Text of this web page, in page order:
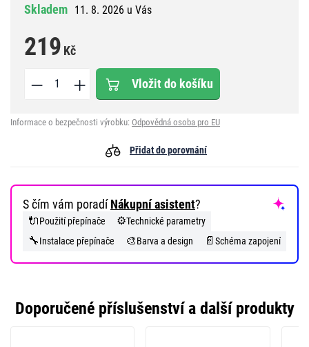
Skladem 11. 8. 2026 u Vás
219 Kč
Vložit do košíku
Informace o bezpečnosti výrobku: Odpovědná osoba pro EU
Přidat do porovnání
S čím vám poradíNákupní asistent?
🔌Použití přepínače ⚙️Technické parametry
🔧Instalace přepínače 🎨Barva a design 📄 Schéma zapojení
Doporučené příslušenství a další produkty